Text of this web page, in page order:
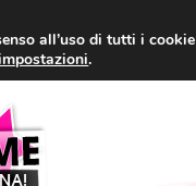
all’uso di tutti i cookie
.